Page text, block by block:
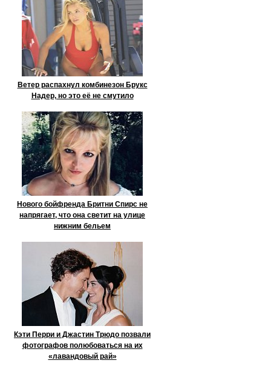
Ветер распахнул комбинезон Брукс
Надер, но это её не смутило
Нового бойфренда Бритни Спирс не
напрягает, что она светит на улице
нижним бельем
Кэти Перри и Джастин Трюдо позвали
фотографов полюбоваться на их
«лавандовый рай»